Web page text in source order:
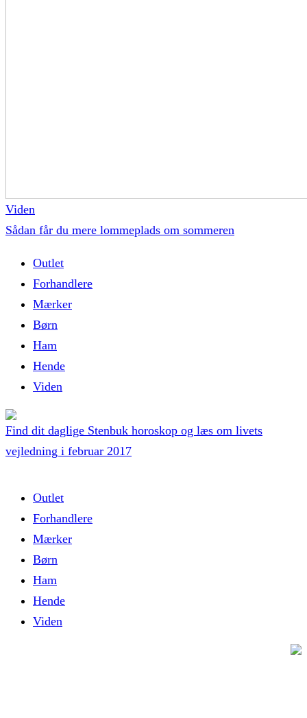
Viden
Sådan får du mere lommeplads om sommeren
Outlet
Forhandlere
Mærker
Børn
Ham
Hende
Viden
Find dit daglige Stenbuk horoskop og læs om livets
vejledning i februar 2017
Outlet
Forhandlere
Mærker
Børn
Ham
Hende
Viden